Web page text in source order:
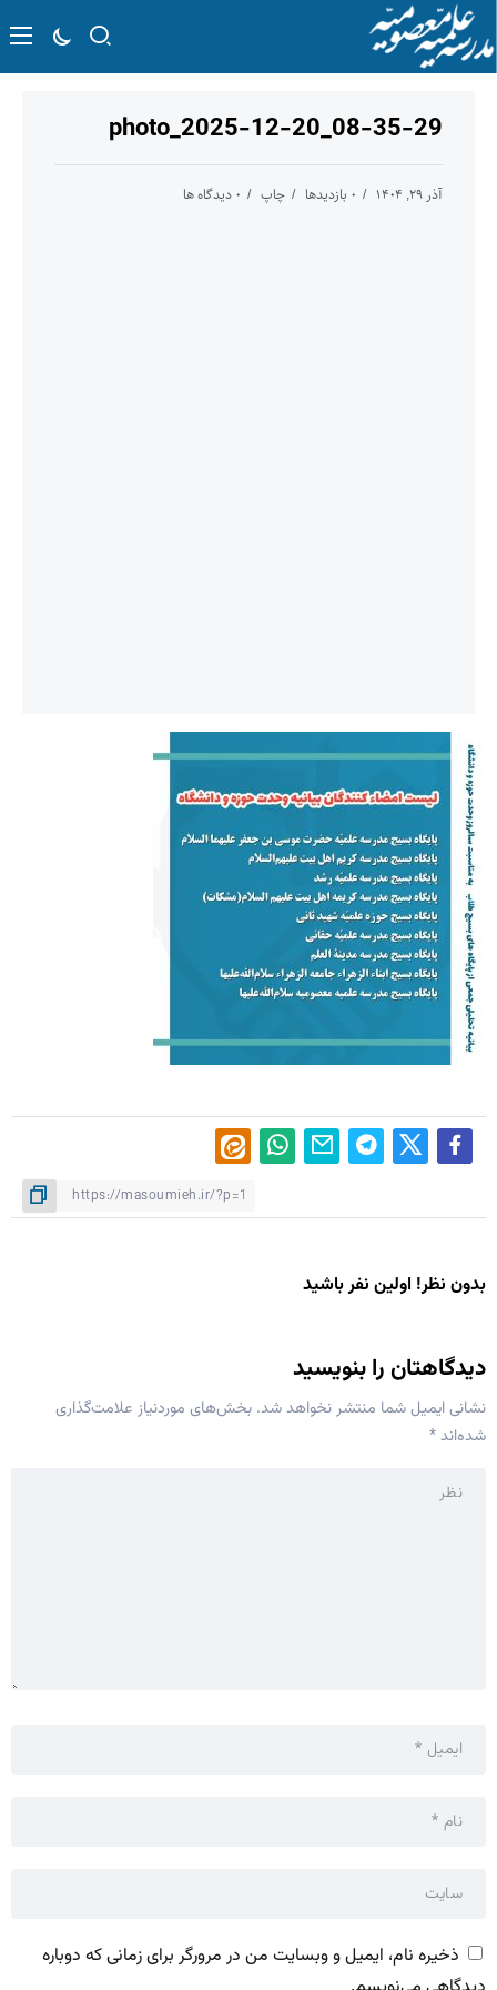
photo_2025-12-20_08-35-29
آذر ۲۹, ۱۴۰۴ ۰ بازدیدها چاپ ۰ دیدگاه ها
بدون نظر! اولین نفر باشید
دیدگاهتان را بنویسید
نشانی ایمیل شما منتشر نخواهد شد. بخش‌های موردنیاز علامت‌گذاری
شده‌اند*
ذخیره نام، ایمیل و وبسایت من در مرورگر برای زمانی که دوباره